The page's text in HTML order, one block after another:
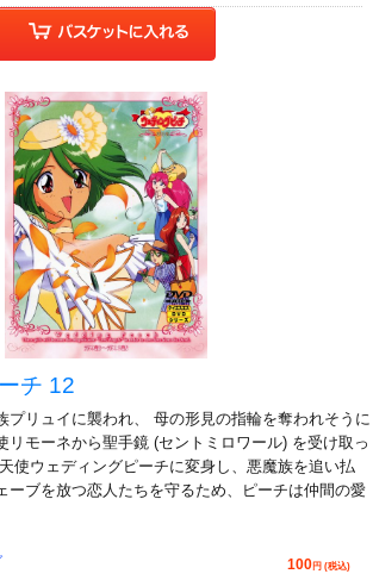
チ 12
プリュイに襲われ、 母の形見の指輪を奪われそうに
リモーネから聖手鏡 (セントミロワール) を受け取っ
使ウェディングピーチに変身し、悪魔族を追い払
ーブを放つ恋人たちを守るため、ピーチは仲間の愛
100円 (税込)